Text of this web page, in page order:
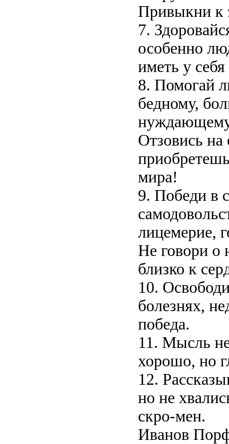
Привыкни к
7.
особенно
иметь у
8. Помогай
бедному,
Отзовись
мира!
9. Победи в
лицемерие,
Не говори о
близко к
10.
болезнях,
победа.
11. Мысль
хорошо, но
12.
но не
скро-мен.
Иванов